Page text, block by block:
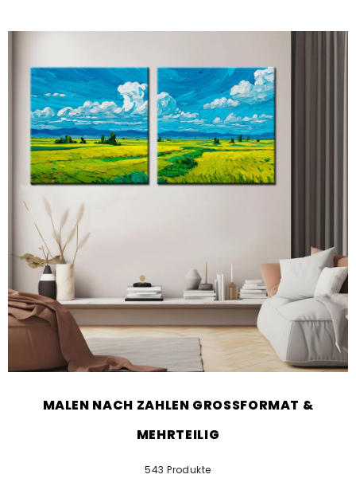
MALEN NACH ZAHLEN GROSSFORMAT &
MEHRTEILIG
543 Produkte